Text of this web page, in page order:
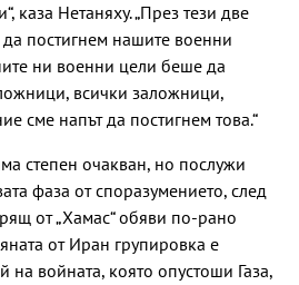
каза Нетаняху. „През тези две
постигнем нашите военни
ни военни цели беше да
всички заложници,
сме напът да постигнем това.“
степен очакван, но послужи
фаза от споразумението, след
от „Хамас“ обяви по-рано
от Иран групировка е
на войната, която опустоши Газа,